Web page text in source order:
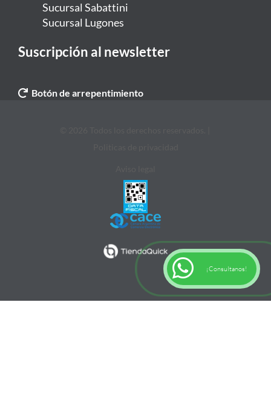
Sucursal Sabattini
Sucursal Lugones
Suscripción al newsletter
Botón de arrepentimiento
¡Consultanos!